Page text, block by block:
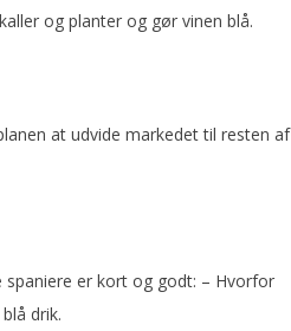
og planter og gør vinen blå.
at udvide markedet til resten af
spaniere er kort og godt: – Hvorfor
drik.